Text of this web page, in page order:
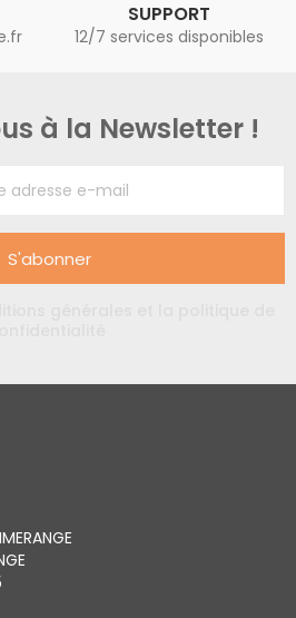
SUPPORT
12/7 services disponibles
à la Newsletter !
S'abonner